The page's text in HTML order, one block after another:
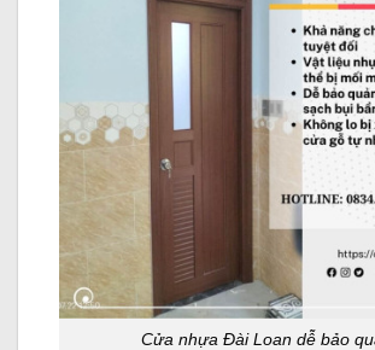
Cửa nhựa Đài Loan dễ bảo